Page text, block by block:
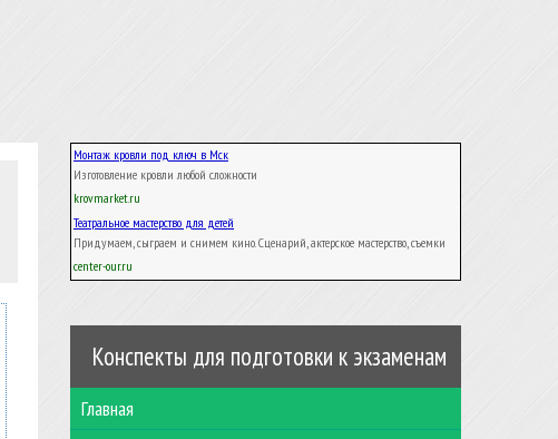
Монтаж кровли под ключ в Мск
Изготовление кровли любой сложности
krovmarket.ru
Театральное мастерство для детей
Придумаем, сыграем и снимем кино. Сценарий, актерское мастерство, съемки
center-our.ru
Конспекты для подготовки к экзаменам
Главная